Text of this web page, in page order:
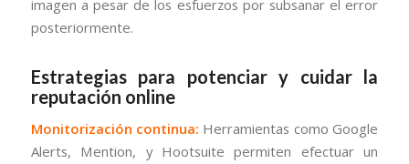
imagen a pesar de los esfuerzos por subsanar el error
posteriormente.
Estrategias para potenciar y cuidar la
reputación online
Monitorización continua: Herramientas como Google
Alerts, Mention, y Hootsuite permiten efectuar un